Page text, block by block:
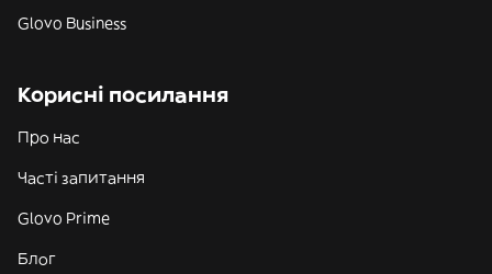
Glovo Business
Корисні посилання
Про нас
Часті запитання
Glovo Prime
Блог